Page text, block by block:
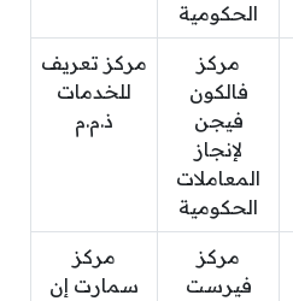
الحكومية
مركز
فالكون
فيجن
لإنجاز
المعاملات
الحكومية
مركز تعريف
للخدمات
ذ.م.م
مركز
فيرست
مركز
سمارت إن